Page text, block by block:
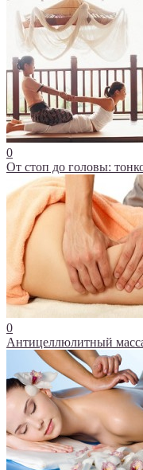
0
От стоп до головы:
0
Антицеллюлитный